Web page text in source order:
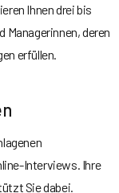
Ihnen drei bis
Managerinnen, deren
erfüllen.
Interviews. Ihre
Sie dabei.